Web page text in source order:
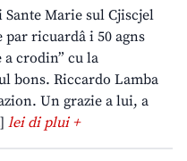
Marie sul Cjiscjel
par ricuardâ i 50 agns
crodin” cu la
bons. Riccardo Lamba
Un grazie a lui, a
lei di plui +